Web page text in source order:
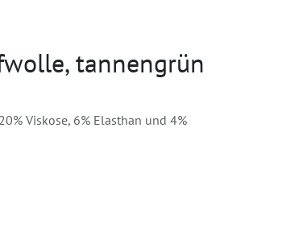
tannengrün
Viskose, 6% Elasthan und 4%